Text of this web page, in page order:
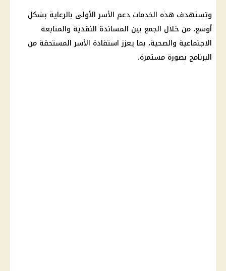
وتستهدف هذه الخدمات دعم الأسر الأولى بالرعاية بشكل
أوسع، من خلال الجمع بين المساندة النقدية والمتابعة
الاجتماعية والصحية، بما يعزز استفادة الأسر المستحقة من
البرنامج بصورة مستمرة.